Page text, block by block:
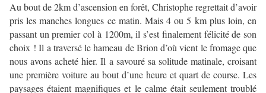
Au bout de 2km d’ascension en forêt, Christophe regrettait d’avoir
pris les manches longues ce matin. Mais 4 ou 5 km plus loin, en
passant un premier col à 1200m, il s’est finalement félicité de son
choix ! Il a traversé le hameau de Brion d’où vient le fromage que
nous avons acheté hier. Il a savouré sa solitude matinale, croisant
une première voiture au bout d’une heure et quart de course. Les
paysages étaient magnifiques et le calme était seulement troublé